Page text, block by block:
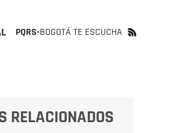
PQRS-BOGOTÁ TE ESCUCHA
RELACIONADOS